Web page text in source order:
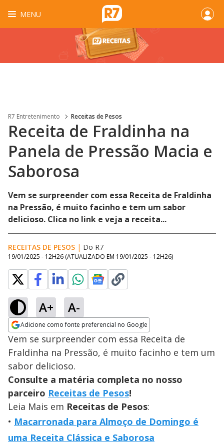
MENU
R7 Entretenimento Receitas de Pesos
Receita de Fraldinha na
Panela de Pressão Macia e
Saborosa
Vem se surpreender com essa Receita de Fraldinha
na Pressão, é muito facinho e tem um sabor
delicioso. Clica no link e veja a receita...
RECEITAS DE PESOS | Do R7
19/01/2025 - 12H26 (ATUALIZADO EM 19/01/2025 - 12H26)
A+ A-
Adicione como fonte preferencial no Google
Opens in new window
Vem se surpreender com essa Receita de
Fraldinha na Pressão, é muito facinho e tem um
sabor delicioso.
Consulte a matéria completa no nosso
parceiro Receitas de Pesos!
Leia Mais em Receitas de Pesos:
Macarronada para Almoço de Domingo é
uma Receita Clássica e Saborosa